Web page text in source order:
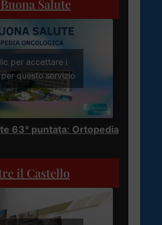
Salute
per accettare i
questo servizio
63° puntata: Ortopedia
il Castello